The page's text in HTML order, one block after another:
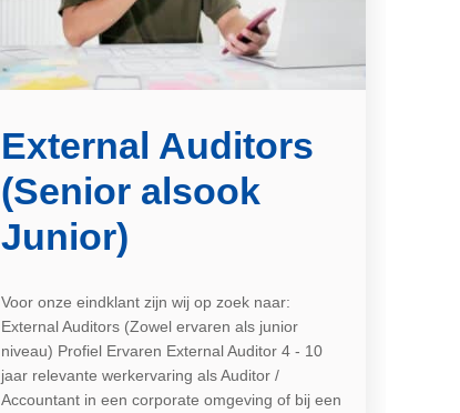
External Auditors
(Senior alsook
Junior)
Voor onze eindklant zijn wij op zoek naar:
External Auditors (Zowel ervaren als junior
niveau) Profiel Ervaren External Auditor 4 - 10
jaar relevante werkervaring als Auditor /
Accountant in een corporate omgeving of bij een